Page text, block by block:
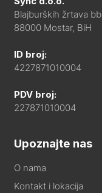
Blajburških žrtava bb
88000 Mostar, BiH
ID broj:
4227871010004
PDV broj:
227871010004
Upoznajte nas
O nama
Kontakt i lokacija